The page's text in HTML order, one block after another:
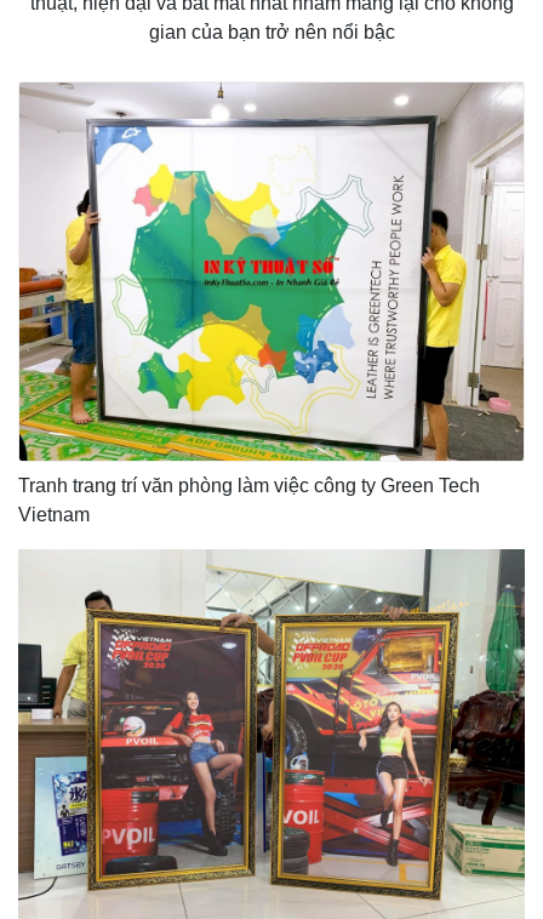
gian của bạn trở nên nổi bậc
Tranh trang trí văn phòng làm việc công ty Green Tech
Vietnam